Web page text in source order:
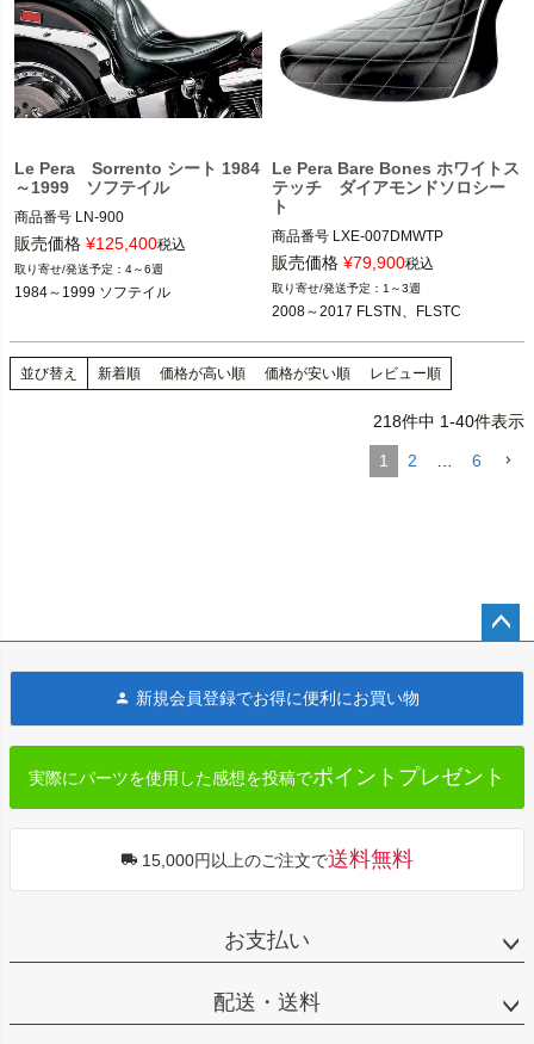
Le Pera Sorrento シート 1984
～1999 ソフテイル
商品番号 LN-900
D型番：DS905985,メーカー型番：LN
-900
1984～1999 FXST、FLST
Le Pera(ラペラ)
販売価格 ¥125,400税込
4～6週
1984～1999 ソフテイル
Le Pera Bare Bones ホワイトス
テッチ ダイアモンドソロシー
ト
商品番号 LXE-007DMWTP
D型番:0802-0911
Le Pera(ラペラ)
販売価格 ¥79,900税込
1～3週
2008～2017 FLSTN、FLSTC
並び替え 新着順 価格が高い順 価格が安い順 レビュー順
218件中 1-40件表示
1 2 6
へ
新規会員登録でお得に便利にお買い物
実際にパーツを使用した感想を投稿でポイントプレゼント
15,000円以上のご注文で送料無料
お支払い
配送・送料